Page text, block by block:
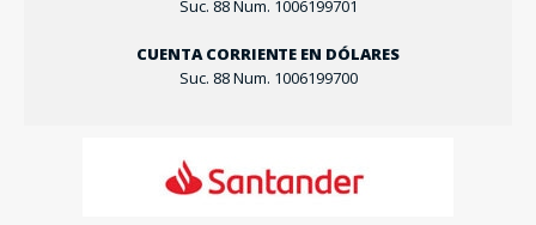
Suc. 88 Num. 1006199701
CUENTA CORRIENTE EN DÓLARES
Suc. 88 Num. 1006199700